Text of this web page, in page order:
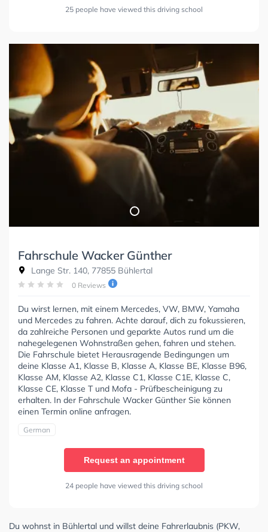
25 people have viewed this driving school
Fahrschule Wacker Günther
Lange Str. 140, 77855 Bühlertal
0 Reviews
Du wirst lernen, mit einem Mercedes, VW, BMW, Yamaha
und Mercedes zu fahren. Achte darauf, dich zu fokussieren,
da zahlreiche Personen und geparkte Autos rund um die
nahegelegenen Wohnstraßen gehen, fahren und stehen.
Die Fahrschule bietet Herausragende Bedingungen um
deine Klasse A1, Klasse B, Klasse A, Klasse BE, Klasse B96,
Klasse AM, Klasse A2, Klasse C1, Klasse C1E, Klasse C,
Klasse CE, Klasse T und Mofa - Prüfbescheinigung zu
erhalten. In der Fahrschule Wacker Günther Sie können
einen Termin online anfragen.
German
Request an appointment
24 people have viewed this driving school
Du wohnst in Bühlertal und willst deine Fahrerlaubnis (PKW,